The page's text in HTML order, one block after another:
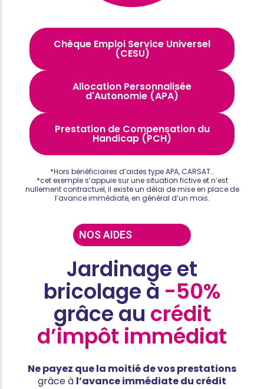
Chèque Emploi Service Universel
(CESU)
Allocation Personnalisée
d'Autonomie (APA)
Prestation de Compensation du
Handicap (PCH)
*Hors bénéficiaires d’aides type APA, CARSAT…
*cet exemple s’appuie sur une situation fictive et n’est
nullement contractuel, il existe un délai de mise en place de
l’avance immédiate, en général d’un mois.
NOS AIDES
Jardinage et
bricolage à -50%
grâce au crédit
d’impôt immédiat
Ne payez que la moitié de vos prestations
grâce à l’avance immédiate du crédit